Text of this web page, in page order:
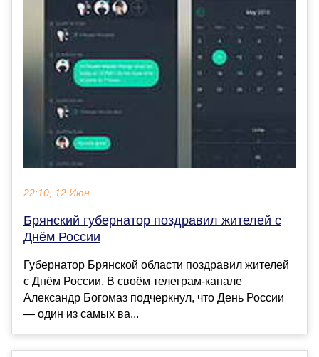
22:10, 12 Июн
Брянский губернатор поздравил жителей с
Днём России
Губернатор Брянской области поздравил жителей
с Днём России. В своём телеграм-канале
Александр Богомаз подчеркнул, что День России
— один из самых ва...